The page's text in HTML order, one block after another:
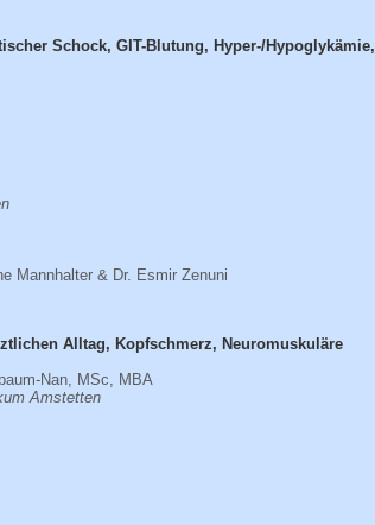
Schock, GIT-Blutung, Hyper-/Hypoglykämie,
Mannhalter & Dr. Esmir Zenuni
Alltag, Kopfschmerz, Neuromuskuläre
Nan, MSc, MBA
Amstetten